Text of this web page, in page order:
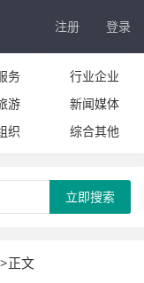
注册 登录
务
行业企业
游
新闻媒体
织 综合其他
立即搜索
>正文